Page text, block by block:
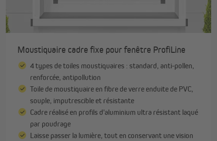
Moustiquaire cadre fixe pour fenêtre ProfiLine
4 types de toiles moustiquaires : standard, anti-pollen,
renforcée, antipollution
Toile de moustiquaire en fibre de verre enduite de PVC,
souple, imputrescible et résistante
Cadre réalisé en profils d'aluminium ultra résistant laqué
par poudrage
Laisse passer la lumière, tout en conservant une vision